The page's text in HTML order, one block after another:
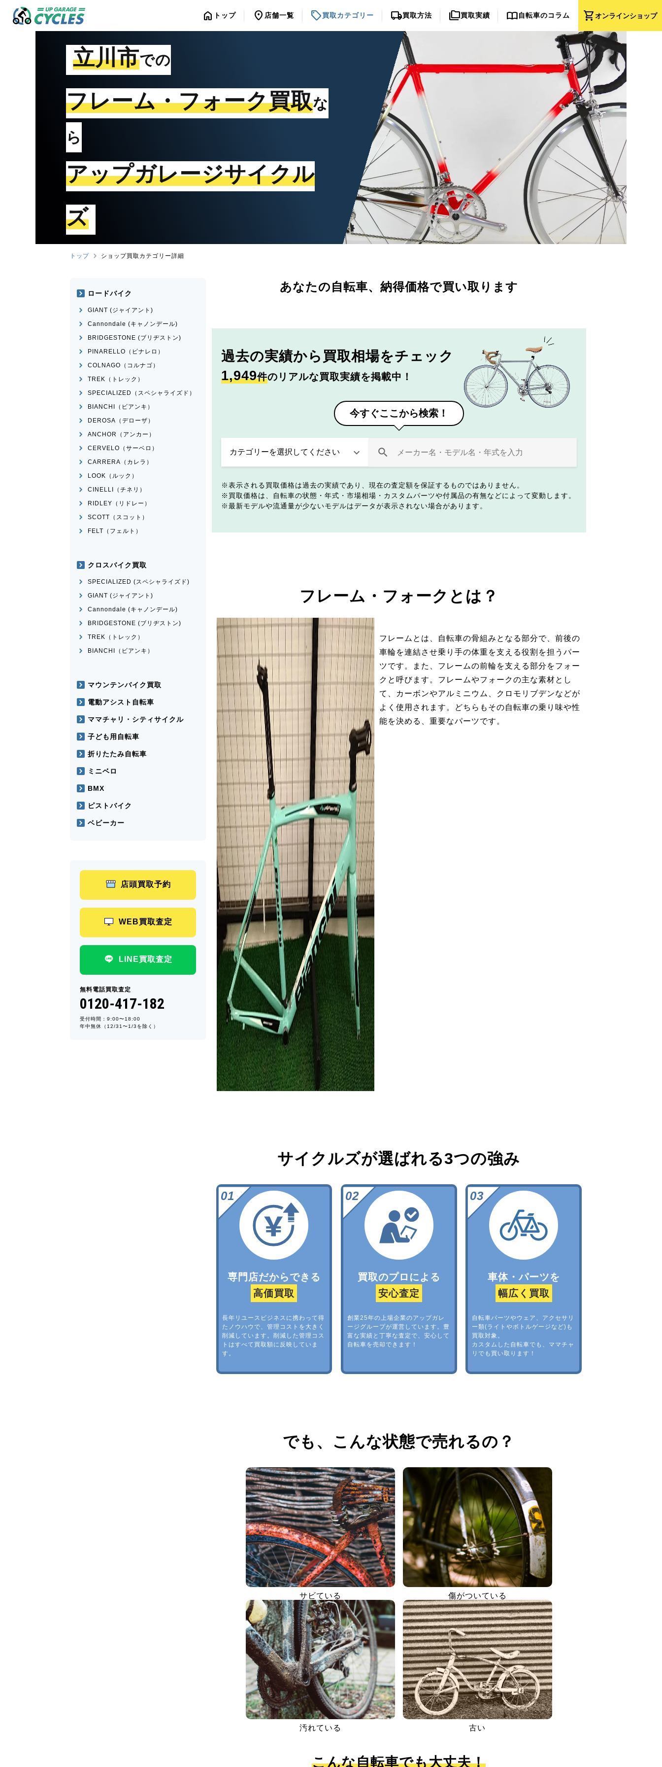
shopping_cartオンラインショップ
home トップ location_on 店舗一覧 sell買取カテゴリー local_shipping買取方法 folder_copy買取実績 import_contacts自転車のコラム
立川市での
フレーム・フォーク買取な
ら
アップガレージサイクル
ズ
トップ ショップ買取カテゴリー詳細
あなたの自転車、 納得価格で買い取ります
過去の実績から 買取相場をチェック
1,949件のリアルな買取実績を掲載中！
今すぐここから検索！
表示される買取価格は過去の実績であり、現在の査定額を保証するものではありません。
買取価格は、自転車の状態・年式・市場相場・カスタムパーツや付属品の有無などによって変動します。
最新モデルや流通量が少ないモデルはデータが表示されない場合があります。
フレーム・フォークとは？
フレームとは、自転車の骨組みとなる部分で、前後の
車輪を連結させ乗り手の体重を支える役割を担うパー
ツです。また、フレームの前輪を支える部分をフォー
クと呼びます。フレームやフォークの主な素材とし
て、カーボンやアルミニウム、クロモリブデンなどが
よく使用されます。どちらもその自転車の乗り味や性
能を決める、重要なパーツです。
サイクルズが選ばれる3つの強み
専門店だからできる
高価買取
長年リユースビジネスに携わって得
たノウハウで、管理コストを大きく
削減しています。削減した管理コス
トはすべて買取額に反映していま
す。
買取のプロによる
安心査定
創業25年の上場企業のアップガレ
ージグループが運営しています。豊
富な実績と丁寧な査定で、安心して
自転車を売却できます！
車体・パーツを
幅広く買取
自転車パーツやウェア、アクセサリ
ー類(ライトやボトルゲージなど)も
買取対象。
カスタムした自転車でも、ママチャ
リでも買い取ります！
でも、 こんな状態で売れるの？
サビている 傷がついている
汚れている 古い
こんな自転車でも大丈夫！
ロードバイク
GIANT (ジャイアント)
Cannondale (キャノンデール)
BRIDGESTONE (ブリヂストン)
PINARELLO（ピナレロ）
COLNAGO（コルナゴ）
TREK（トレック）
SPECIALIZED（スペシャライズド）
BIANCHI（ビアンキ）
DEROSA（デローザ）
ANCHOR（アンカー）
CERVELO（サーベロ）
CARRERA（カレラ）
LOOK（ルック）
CINELLI（チネリ）
RIDLEY（リドレー）
SCOTT（スコット）
FELT（フェルト）
クロスバイク買取
SPECIALIZED (スペシャライズド)
GIANT (ジャイアント)
Cannondale (キャノンデール)
BRIDGESTONE (ブリヂストン)
TREK（トレック）
BIANCHI（ビアンキ）
マウンテンバイク買取
電動アシスト自転車
ママチャリ・シティサイクル
子ども用自転車
折りたたみ自転車
ミニベロ
BMX
ピストバイク
ベビーカー
店頭買取予約
WEB買取査定
LINE買取査定
無料電話買取査定
0120-417-182
受付時間：9:00〜18:00
年中無休（12/31〜1/3を除く）